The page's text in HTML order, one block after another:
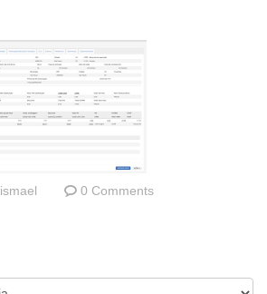
ismael 0 Comments